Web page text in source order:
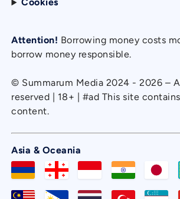
Cookies
Attention! Borrowing money costs
borrow money responsible.
© Summarum Media 2024 - 2026 –
reserved | 18+ | #ad This site
content.
Asia & Oceania